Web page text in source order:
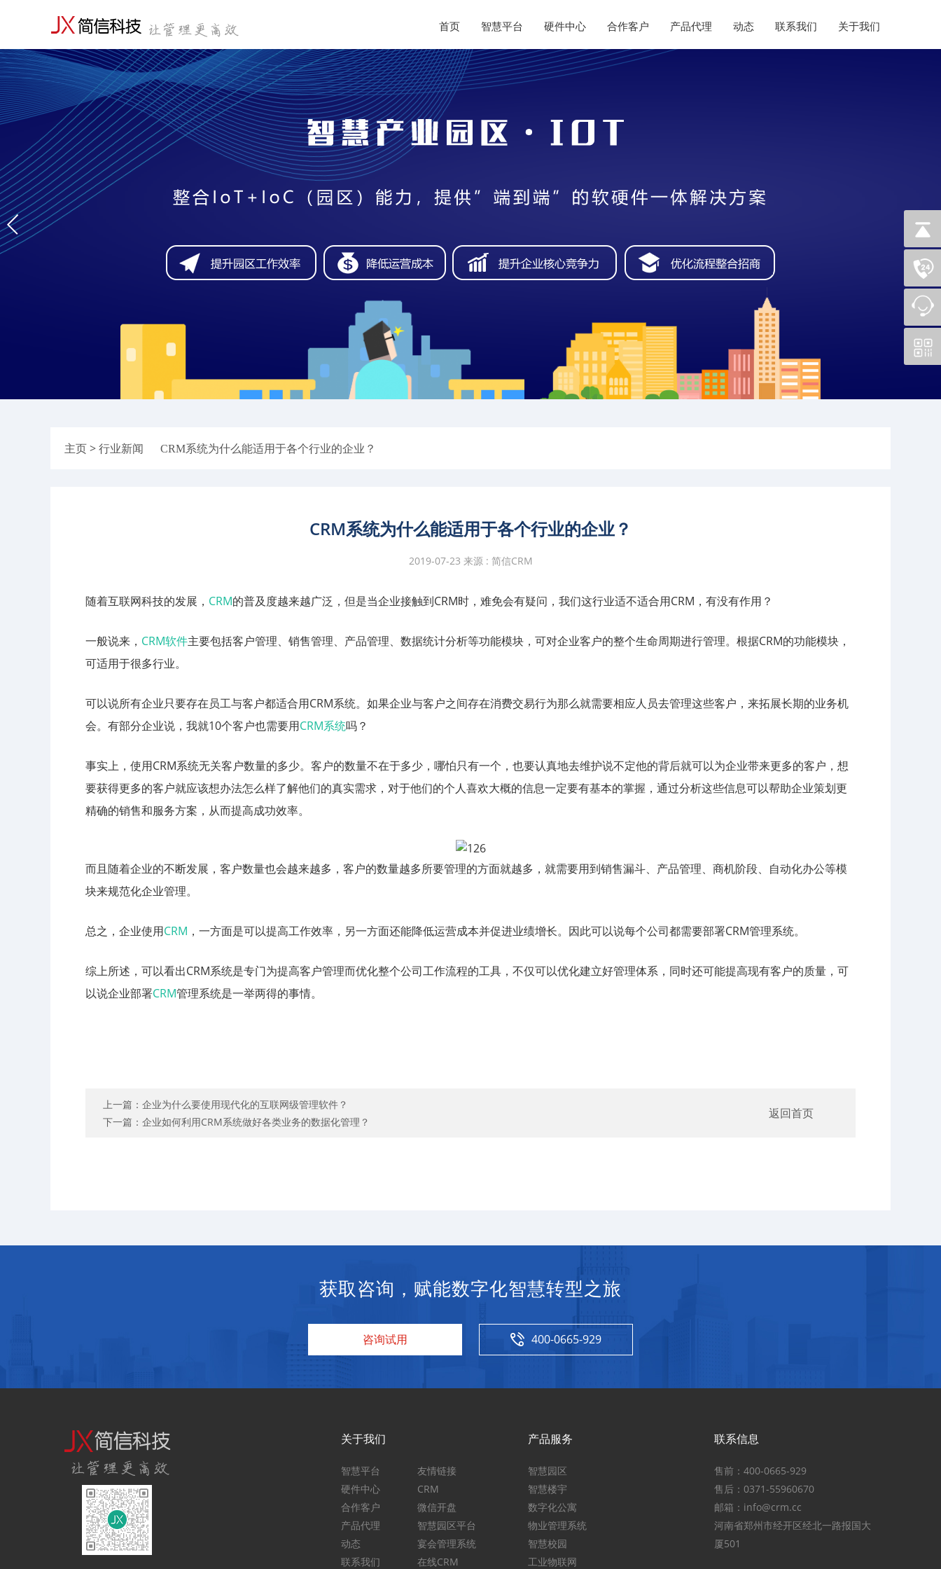
首页 智慧平台 硬件中心 合作客户 产品代理 动态 联系我们 关于我们
主页 > 行业新闻 CRM系统为什么能适用于各个行业的企业？
CRM系统为什么能适用于各个行业的企业？
2019-07-23 来源 : 简信CRM
随着互联网科技的发展， CRM的普及度越来越广泛，但是当企业接触到CRM时，难免会有疑问，我们这行业适不适合用CRM，有没有作用？
一般说来， CRM软件主要包括客户管理、销售管理、产品管理、数据统计分析等功能模块，可对企业客户的整个生命周期进行管理。根据CRM的功能模块，
可适用于很多行业。
可以说所有企业只要存在员工与客户都适合用CRM系统。如果企业与客户之间存在消费交易行为那么就需要相应人员去管理这些客户，来拓展长期的业务机
会。有部分企业说，我就10个客户也需要用CRM系统吗？
事实上，使用CRM系统无关客户数量的多少。客户的数量不在于多少，哪怕只有一个，也要认真地去维护说不定他的背后就可以为企业带来更多的客户，想
要获得更多的客户就应该想办法怎么样了解他们的真实需求，对于他们的个人喜欢大概的信息一定要有基本的掌握，通过分析这些信息可以帮助企业策划更
精确的销售和服务方案，从而提高成功效率。
而且随着企业的不断发展，客户数量也会越来越多，客户的数量越多所要管理的方面就越多，就需要用到销售漏斗、产品管理、商机阶段、自动化办公等模
块来规范化企业管理。
总之，企业使用CRM ，一方面是可以提高工作效率，另一方面还能降低运营成本并促进业绩增长。因此可以说每个公司都需要部署CRM管理系统。
综上所述，可以看出CRM系统是专门为提高客户管理而优化整个公司工作流程的工具，不仅可以优化建立好管理体系，同时还可能提高现有客户的质量，可
以说企业部署CRM管理系统是一举两得的事情。
上一篇：企业为什么要使用现代化的互联网级管理软件？
下一篇：企业如何利用CRM系统做好各类业务的数据化管理？
返回首页
获取咨询，赋能数字化智慧转型之旅
咨询试用 400-0665-929
关于我们
智慧平台
硬件中心
合作客户
产品代理
动态
联系我们
友情链接
CRM
微信开盘
智慧园区平台
宴会管理系统
在线CRM
产品服务
智慧园区
智慧楼宇
数字化公寓
物业管理系统
智慧校园
工业物联网
联系信息
售前：400-0665-929
售后：0371-55960670
邮箱：info@crm.cc
河南省郑州市经开区经北一路报国大
厦501